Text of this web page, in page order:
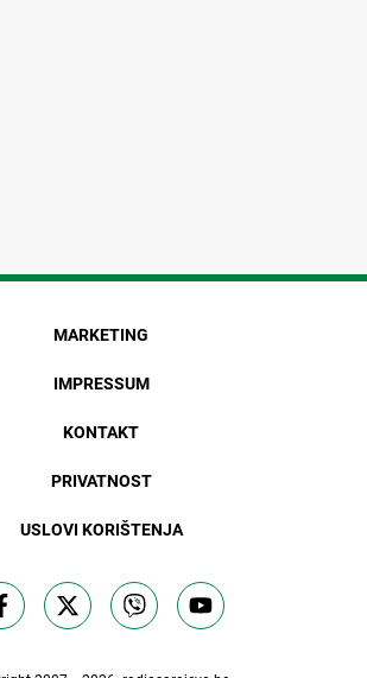
MARKETING
IMPRESSUM
KONTAKT
PRIVATNOST
USLOVI KORIŠTENJA